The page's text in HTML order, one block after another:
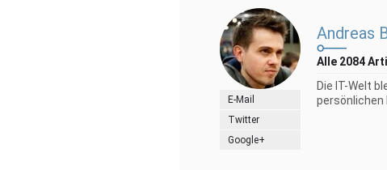
E-Mail
Twitter
Google+
Andreas
Alle 2084
Die IT-Welt
persönlichen